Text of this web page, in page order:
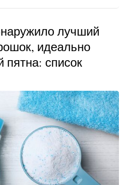
лучший
идеально
список